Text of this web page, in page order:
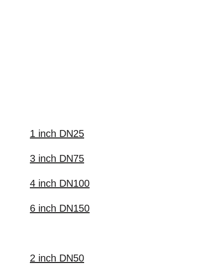
1 inch DN25
2 inch DN50
3 inch DN75
4 inch DN100
6 inch DN150